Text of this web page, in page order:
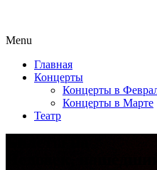
Menu
Главная
Концерты
Концерты в
Концерты в Марте
Театр
Человек,